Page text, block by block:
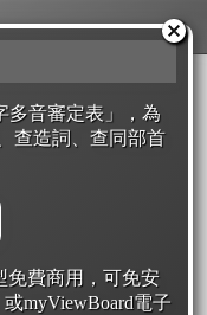
多音審定表」，為
查造詞、查同部首
免費商用，可免安
myViewBoard電子